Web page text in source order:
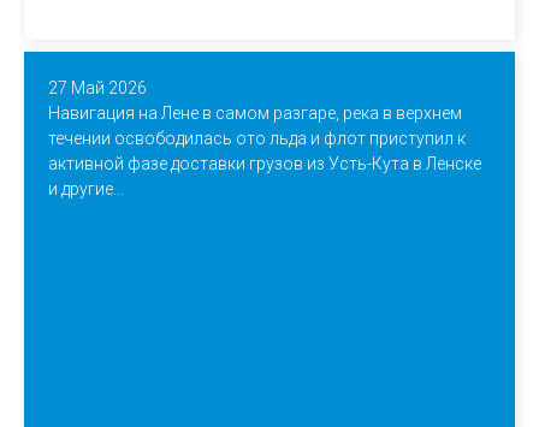
27 Май 2026
Навигация на Лене в самом разгаре, река в верхнем
течении освободилась ото льда и флот приступил к
активной фазе доставки грузов из Усть-Кута в Ленске
и другие...